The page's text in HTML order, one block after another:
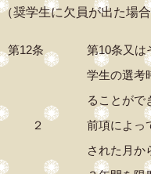
（奨学生に欠員が出た場
第12条
第10条又は
学生の選考
ることがで
２
前項によっ
された月か